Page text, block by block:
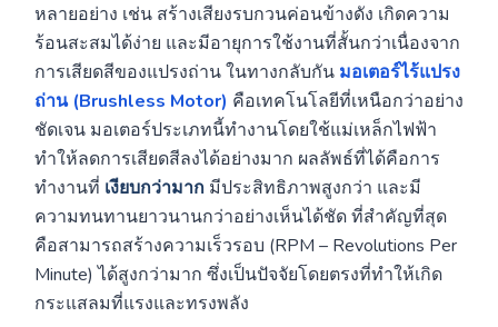
หลายอย่าง เช่น สร้างเสียงรบกวนค่อนข้างดัง เกิดความ
ร้อนสะสมได้ง่าย และมีอายุการใช้งานที่สั้นกว่าเนื่องจาก
การเสียดสีของแปรงถ่าน ในทางกลับกัน มอเตอร์ไร้แปรง
ถ่าน (Brushless Motor) คือเทคโนโลยีที่เหนือกว่าอย่าง
ชัดเจน มอเตอร์ประเภทนี้ทำงานโดยใช้แม่เหล็กไฟฟ้า
ทำให้ลดการเสียดสีลงได้อย่างมาก ผลลัพธ์ที่ได้คือการ
ทำงานที่ เงียบกว่ามาก มีประสิทธิภาพสูงกว่า และมี
ความทนทานยาวนานกว่าอย่างเห็นได้ชัด ที่สำคัญที่สุด
คือสามารถสร้างความเร็วรอบ (RPM – Revolutions Per
Minute) ได้สูงกว่ามาก ซึ่งเป็นปัจจัยโดยตรงที่ทำให้เกิด
กระแสลมที่แรงและทรงพลัง